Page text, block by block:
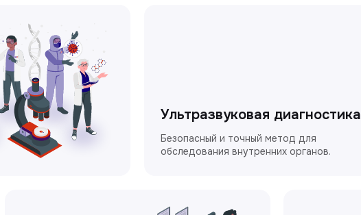
Ультразвуковая диагностика
Безопасный и точный метод для
обследования внутренних органов.